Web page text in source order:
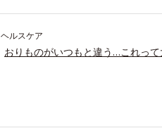
ヘルスケア
おりものがいつもと違う…これっ